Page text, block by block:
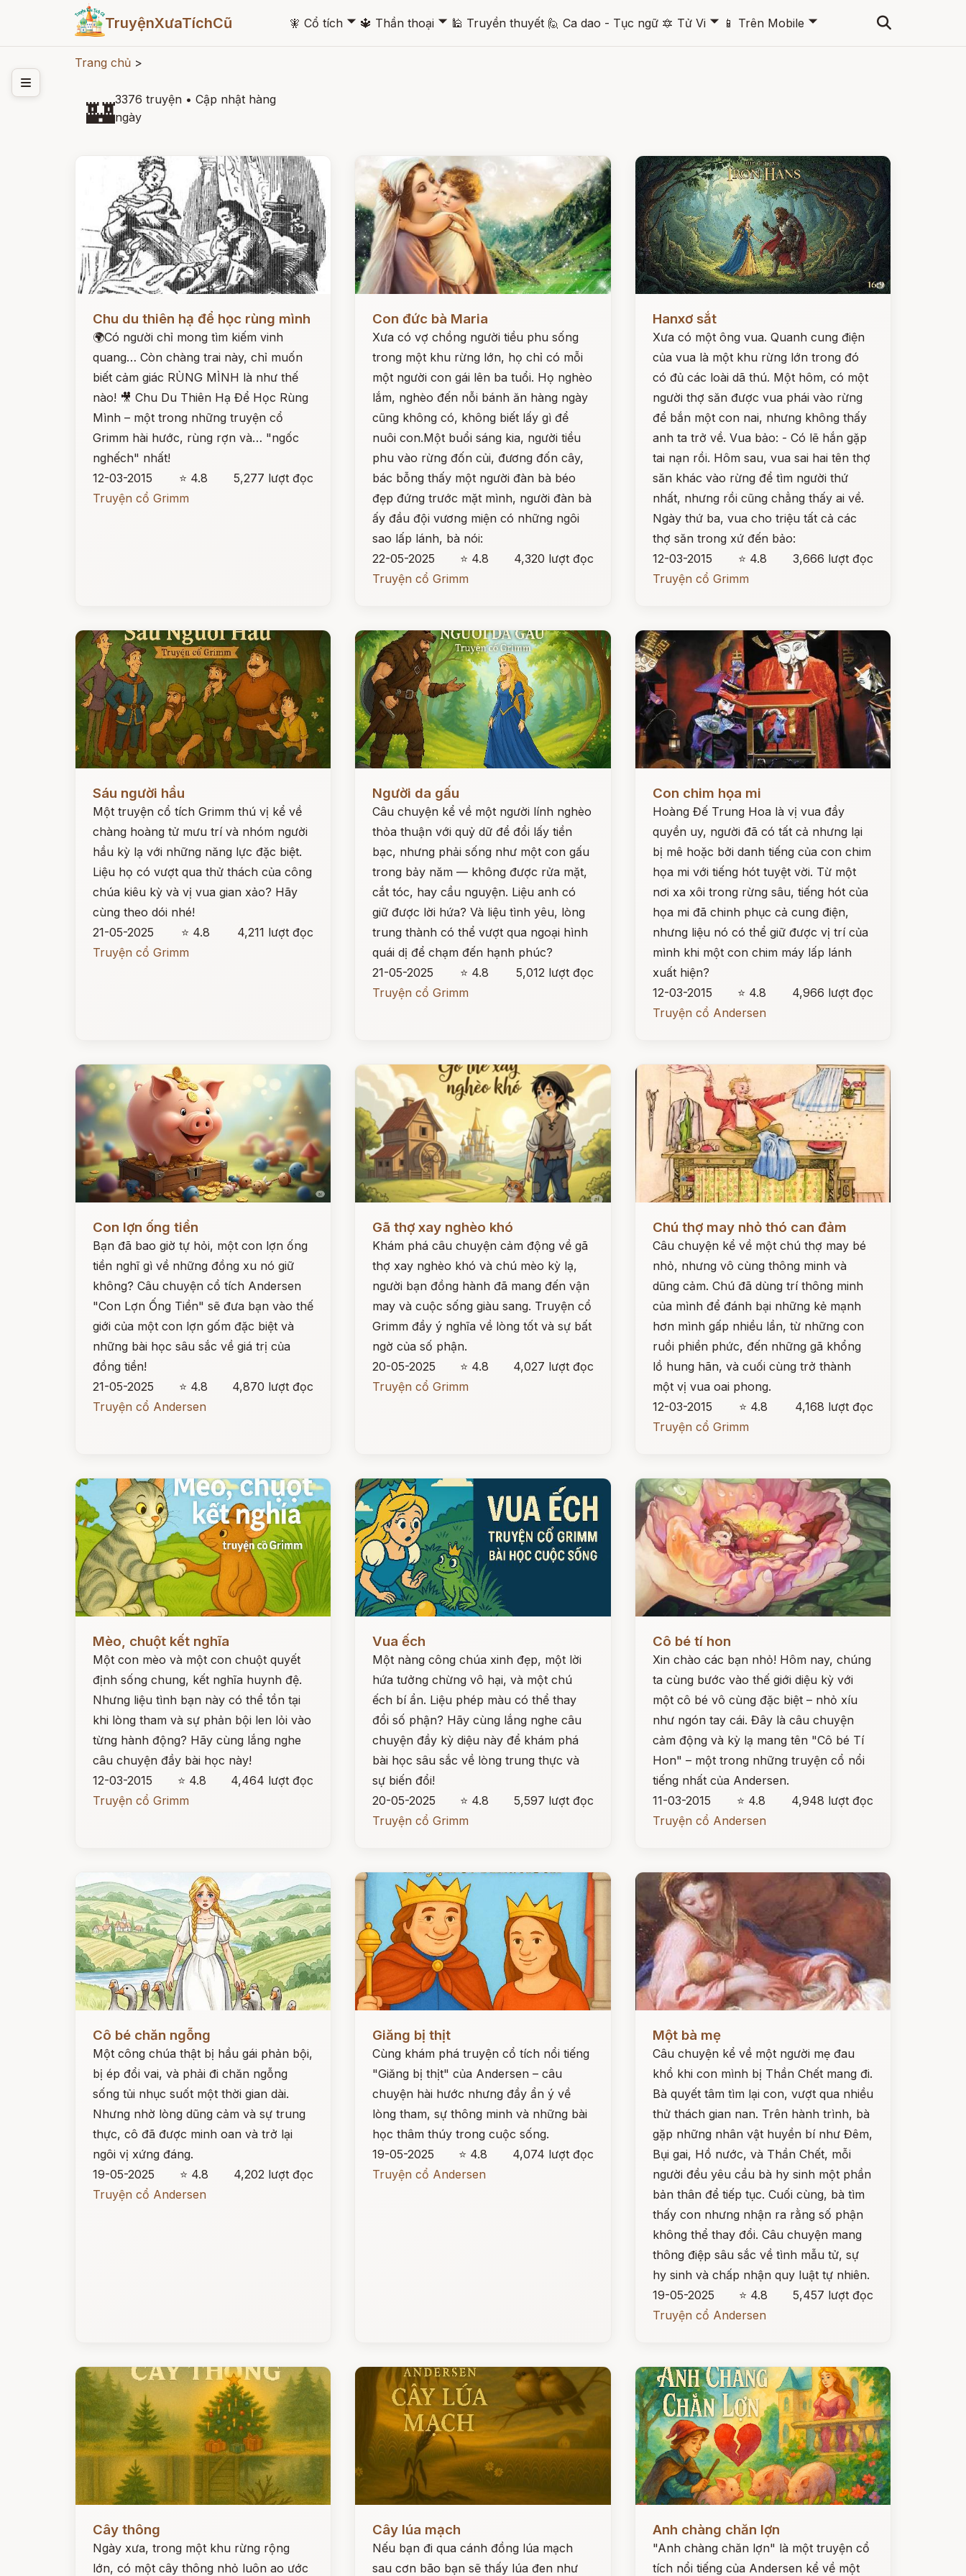
TruyệnXưaTíchCũ 🧚 Cổ tích 🞃 🔱 Thần thoại 🞃 🕌 Truyền thuyết 🙋 Ca dao - Tục ngữ 🔯 Tử Vi 🞃 📱 Trên Mobile 🞃
Trang chủ >
🏰3376 truyện • Cập nhật hàng
ngày
Chu du thiên hạ để học rùng mình
🌍Có người chỉ mong tìm kiếm vinh
quang… Còn chàng trai này, chỉ muốn
biết cảm giác RÙNG MÌNH là như thế
nào! 🎥 Chu Du Thiên Hạ Để Học Rùng
Mình – một trong những truyện cổ
Grimm hài hước, rùng rợn và… "ngốc
nghếch" nhất!
12-03-2015
⭐ 4.8
5,277 lượt đọc
Truyện cổ Grimm
Con đức bà Maria
Xưa có vợ chồng người tiều phu sống
trong một khu rừng lớn, họ chỉ có mỗi
một người con gái lên ba tuổi. Họ nghèo
lắm, nghèo đến nỗi bánh ăn hàng ngày
cũng không có, không biết lấy gì để
nuôi con.Một buổi sáng kia, người tiều
phu vào rừng đốn củi, đương đốn cây,
bác bỗng thấy một người đàn bà béo
đẹp đứng trước mặt mình, người đàn bà
ấy đầu đội vương miện có những ngôi
sao lấp lánh, bà nói:
22-05-2025
⭐ 4.8
4,320 lượt đọc
Truyện cổ Grimm
Hanxơ sắt
Xưa có một ông vua. Quanh cung điện
của vua là một khu rừng lớn trong đó
có đủ các loài dã thú. Một hôm, có một
người thợ săn được vua phái vào rừng
để bắn một con nai, nhưng không thấy
anh ta trở về. Vua bảo: - Có lẽ hắn gặp
tai nạn rồi. Hôm sau, vua sai hai tên thợ
săn khác vào rừng để tìm người thứ
nhất, nhưng rồi cũng chẳng thấy ai về.
Ngày thứ ba, vua cho triệu tất cả các
thợ săn trong xứ đến bảo:
12-03-2015
⭐ 4.8
3,666 lượt đọc
Truyện cổ Grimm
Sáu người hầu
Một truyện cổ tích Grimm thú vị kể về
chàng hoàng tử mưu trí và nhóm người
hầu kỳ lạ với những năng lực đặc biệt.
Liệu họ có vượt qua thử thách của công
chúa kiêu kỳ và vị vua gian xảo? Hãy
cùng theo dói nhé!
21-05-2025
⭐ 4.8
4,211 lượt đọc
Truyện cổ Grimm
Người da gấu
Câu chuyện kể về một người lính nghèo
thỏa thuận với quỷ dữ để đổi lấy tiền
bạc, nhưng phải sống như một con gấu
trong bảy năm — không được rửa mặt,
cắt tóc, hay cầu nguyện. Liệu anh có
giữ được lời hứa? Và liệu tình yêu, lòng
trung thành có thể vượt qua ngoại hình
quái dị để chạm đến hạnh phúc?
21-05-2025
⭐ 4.8
5,012 lượt đọc
Truyện cổ Grimm
Con chim họa mi
Hoàng Đế Trung Hoa là vị vua đầy
quyền uy, người đã có tất cả nhưng lại
bị mê hoặc bởi danh tiếng của con chim
họa mi với tiếng hót tuyệt vời. Từ một
nơi xa xôi trong rừng sâu, tiếng hót của
họa mi đã chinh phục cả cung điện,
nhưng liệu nó có thể giữ được vị trí của
mình khi một con chim máy lấp lánh
xuất hiện?
12-03-2015
⭐ 4.8
4,966 lượt đọc
Truyện cổ Andersen
Con lợn ống tiền
Bạn đã bao giờ tự hỏi, một con lợn ống
tiền nghĩ gì về những đồng xu nó giữ
không? Câu chuyện cổ tích Andersen
"Con Lợn Ống Tiền" sẽ đưa bạn vào thế
giới của một con lợn gốm đặc biệt và
những bài học sâu sắc về giá trị của
đồng tiền!
21-05-2025
⭐ 4.8
4,870 lượt đọc
Truyện cổ Andersen
Gã thợ xay nghèo khó
Khám phá câu chuyện cảm động về gã
thợ xay nghèo khó và chú mèo kỳ lạ,
người bạn đồng hành đã mang đến vận
may và cuộc sống giàu sang. Truyện cổ
Grimm đầy ý nghĩa về lòng tốt và sự bất
ngờ của số phận.
20-05-2025
⭐ 4.8
4,027 lượt đọc
Truyện cổ Grimm
Chú thợ may nhỏ thó can đảm
Câu chuyện kể về một chú thợ may bé
nhỏ, nhưng vô cùng thông minh và
dũng cảm. Chú đã dùng trí thông minh
của mình để đánh bại những kẻ mạnh
hơn mình gấp nhiều lần, từ những con
ruồi phiền phức, đến những gã khổng
lồ hung hãn, và cuối cùng trở thành
một vị vua oai phong.
12-03-2015
⭐ 4.8
4,168 lượt đọc
Truyện cổ Grimm
Mèo, chuột kết nghĩa
Một con mèo và một con chuột quyết
định sống chung, kết nghĩa huynh đệ.
Nhưng liệu tình bạn này có thể tồn tại
khi lòng tham và sự phản bội len lỏi vào
từng hành động? Hãy cùng lắng nghe
câu chuyện đầy bài học này!
12-03-2015
⭐ 4.8
4,464 lượt đọc
Truyện cổ Grimm
Đọc ngay
Vua ếch
Một nàng công chúa xinh đẹp, một lời
hứa tưởng chừng vô hại, và một chú
ếch bí ẩn. Liệu phép màu có thể thay
đổi số phận? Hãy cùng lắng nghe câu
chuyện đầy kỳ diệu này để khám phá
bài học sâu sắc về lòng trung thực và
sự biến đổi!
20-05-2025
⭐ 4.8
5,597 lượt đọc
Truyện cổ Grimm
Cô bé tí hon
Xin chào các bạn nhỏ! Hôm nay, chúng
ta cùng bước vào thế giới diệu kỳ với
một cô bé vô cùng đặc biệt – nhỏ xíu
như ngón tay cái. Đây là câu chuyện
cảm động và kỳ lạ mang tên "Cô bé Tí
Hon" – một trong những truyện cổ nổi
tiếng nhất của Andersen.
11-03-2015
⭐ 4.8
4,948 lượt đọc
Truyện cổ Andersen
Cô bé chăn ngỗng
Một công chúa thật bị hầu gái phản bội,
bị ép đổi vai, và phải đi chăn ngỗng
sống tủi nhục suốt một thời gian dài.
Nhưng nhờ lòng dũng cảm và sự trung
thực, cô đã được minh oan và trở lại
ngôi vị xứng đáng.
19-05-2025
⭐ 4.8
4,202 lượt đọc
Truyện cổ Andersen
Giăng bị thịt
Cùng khám phá truyện cổ tích nổi tiếng
"Giăng bị thịt" của Andersen – câu
chuyện hài hước nhưng đầy ẩn ý về
lòng tham, sự thông minh và những bài
học thâm thúy trong cuộc sống.
19-05-2025
⭐ 4.8
4,074 lượt đọc
Truyện cổ Andersen
Một bà mẹ
Câu chuyện kể về một người mẹ đau
khổ khi con mình bị Thần Chết mang đi.
Bà quyết tâm tìm lại con, vượt qua nhiều
thử thách gian nan. Trên hành trình, bà
gặp những nhân vật huyền bí như Đêm,
Bụi gai, Hồ nước, và Thần Chết, mỗi
người đều yêu cầu bà hy sinh một phần
bản thân để tiếp tục. Cuối cùng, bà tìm
thấy con nhưng nhận ra rằng số phận
không thể thay đổi. Câu chuyện mang
thông điệp sâu sắc về tình mẫu tử, sự
hy sinh và chấp nhận quy luật tự nhiên.
19-05-2025
⭐ 4.8
5,457 lượt đọc
Truyện cổ Andersen
Cây thông
Ngày xưa, trong một khu rừng rộng
lớn, có một cây thông nhỏ luôn ao ước
Cây lúa mạch
Nếu bạn đi qua cánh đồng lúa mạch
sau cơn bão bạn sẽ thấy lúa đen như
Anh chàng chăn lợn
"Anh chàng chăn lợn" là một truyện cổ
tích nổi tiếng của Andersen kể về một